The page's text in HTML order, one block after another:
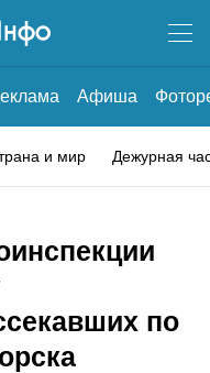
Афиша
и мир Дежурная
по